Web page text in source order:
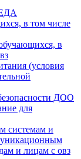
в том числе
в
(условия
ДОО
для
системам и
и лицам с овз